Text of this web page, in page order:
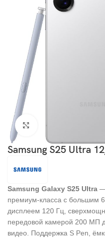
Samsung S25 Ultra
Samsung Galaxy S25 Ultra —
премиум-класса с большим
дисплеем 120 Гц,
передовой камерой 200 МП
видео. Поддержка S Pen,